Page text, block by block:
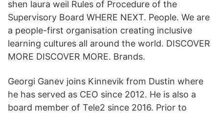
shen laura weil Rules of Procedure of the
Supervisory Board WHERE NEXT. People. We are
a people-first organisation creating inclusive
learning cultures all around the world. DISCOVER
MORE DISCOVER MORE. Brands.
Georgi Ganev joins Kinnevik from Dustin where
he has served as CEO since 2012. He is also a
board member of Tele2 since 2016. Prior to